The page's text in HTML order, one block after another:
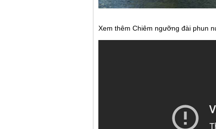
Xem thêm Chiêm ngưỡng đài phun